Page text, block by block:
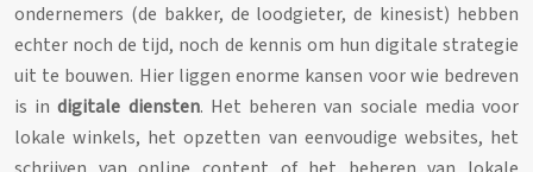
ondernemers (de bakker, de loodgieter, de kinesist) hebben
echter noch de tijd, noch de kennis om hun digitale strategie
uit te bouwen. Hier liggen enorme kansen voor wie bedreven
is indigitale diensten. Het beheren van sociale media voor
lokale winkels, het opzetten van eenvoudige websites, het